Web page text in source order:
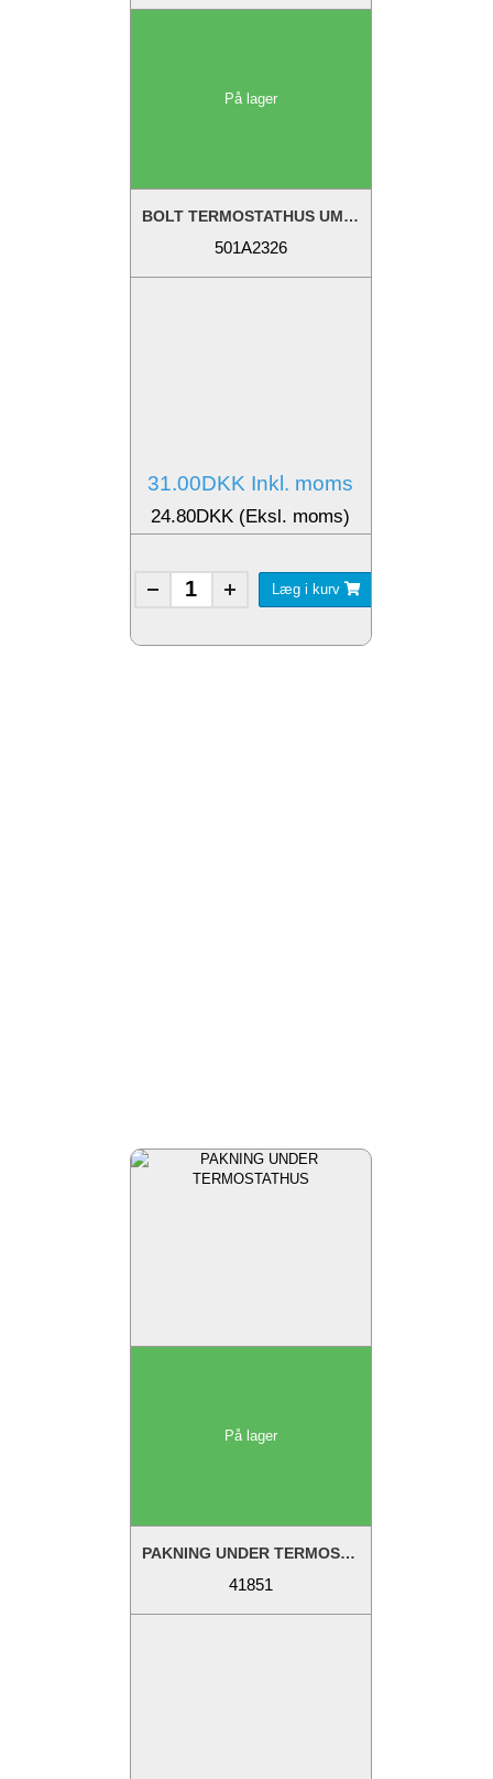
På lager
BOLT TERMOSTATHUS UMBRAKO
501A2326
31.00DKK Inkl. moms
24.80DKK (Eksl. moms)
Læg i kurv
På lager
PAKNING UNDER TERMOSTATHUS - TIDL: 000E1851
41851